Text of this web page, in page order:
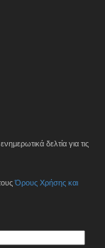
δελτία για τις
Όρους Χρήσης και